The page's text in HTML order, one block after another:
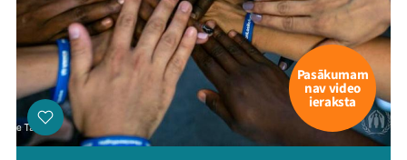
Pasākumam
nav video
ieraksta